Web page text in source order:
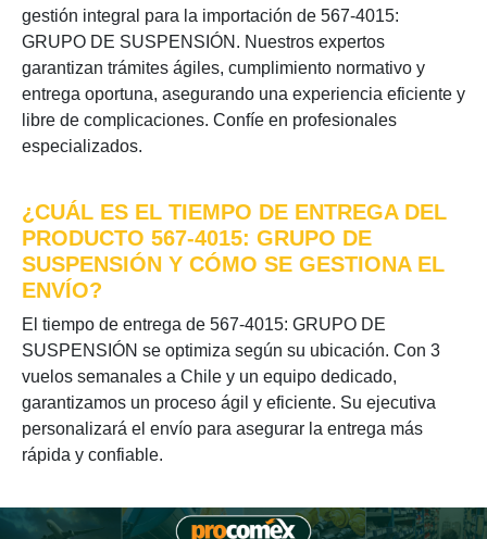
gestión integral para la importación de 567-4015:
GRUPO DE SUSPENSIÓN. Nuestros expertos
garantizan trámites ágiles, cumplimiento normativo y
entrega oportuna, asegurando una experiencia eficiente y
libre de complicaciones. Confíe en profesionales
especializados.
¿CUÁL ES EL TIEMPO DE ENTREGA DEL
PRODUCTO 567-4015: GRUPO DE
SUSPENSIÓN Y CÓMO SE GESTIONA EL
ENVÍO?
El tiempo de entrega de 567-4015: GRUPO DE
SUSPENSIÓN se optimiza según su ubicación. Con 3
vuelos semanales a Chile y un equipo dedicado,
garantizamos un proceso ágil y eficiente. Su ejecutiva
personalizará el envío para asegurar la entrega más
rápida y confiable.